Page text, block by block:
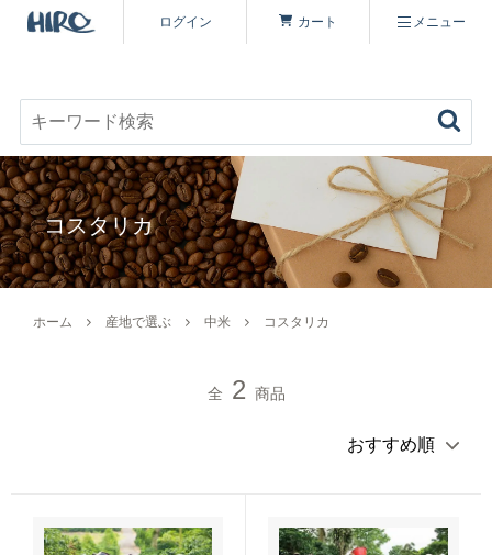
ログイン カート メニュー
キーワード検索
商品を探す
ブレンドコーヒー
コーヒーを楽しむ
デカフェについて
定期便
スペシャルティコーヒーとは
コスタリカ
ホーム 産地で選ぶ 中米 コスタリカ
全 2 商品